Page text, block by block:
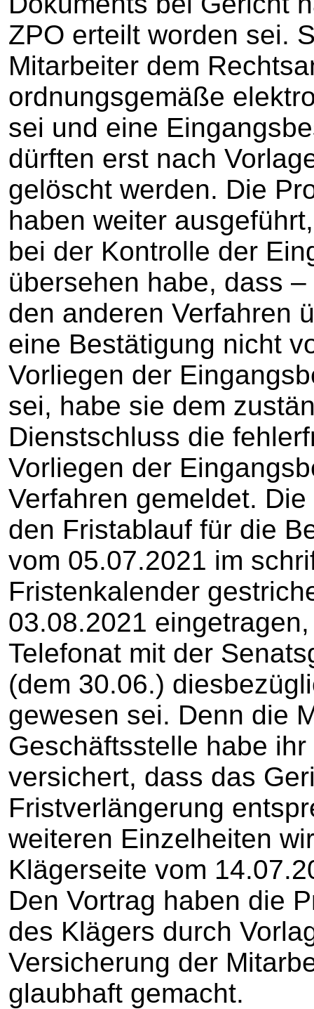
ZPO erteilt worden sei.
Mitarbeiter dem
ordnungsgemäße
sei und eine
dürften erst nach
gelöscht werden. Die
haben weiter
bei der Kontrolle der
übersehen habe, dass
den anderen Verfahren
eine Bestätigung nicht
Vorliegen der
sei, habe sie dem
Dienstschluss die
Vorliegen der
Verfahren gemeldet.
den Fristablauf für die
vom 05.07.2021 im
Fristenkalender
03.08.2021
Telefonat mit der
(dem 30.06.)
gewesen sei. Denn die
Geschäftsstelle habe
versichert, dass das
Fristverlängerung
weiteren Einzelheiten
Klägerseite vom
Den Vortrag haben die
des Klägers durch
Versicherung der
glaubhaft gemacht.